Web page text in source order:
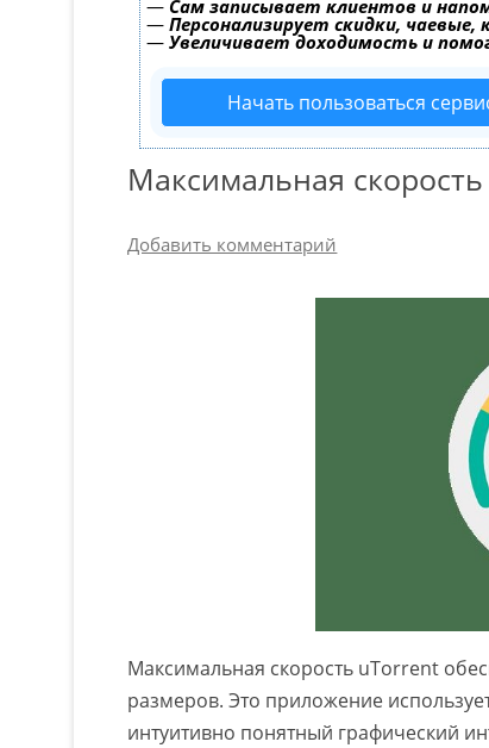
— Сам записывает клиентов и
—Персонализирует скидки,
—Увеличивает доходимость и
Начать пользоваться
Максимальная
Добавить комментарий
Максимальная скорость uTorrent
размеров. Это приложение
интуитивно понятный графический